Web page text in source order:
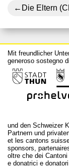
articoli
Die Eltern
Mit freundlicher
generoso sostegno di
und den Schweizer
Partnern und
et les cantons
sponsors,
oltre che dei
e donatrici e